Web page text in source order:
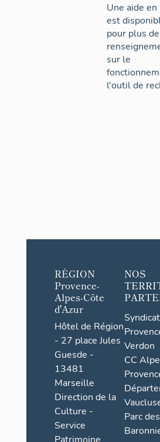
Une aide
est
pour plus de
sur le
l'outil de
RÉGION
Provence-
Alpes-Côte
d'Azur
Hôtel de Région
- 27 place Jules
Guesde -
13481
Marseille
Direction de la
Culture -
Service
NOS
Verdon
CC
Parc des